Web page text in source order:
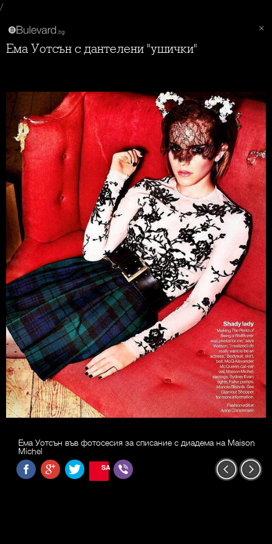
/
Ема Уотсън с дантелени "ушички"
Ема Уотсън във фотосесия за списание с диадема на Maison
Michel
SAVE